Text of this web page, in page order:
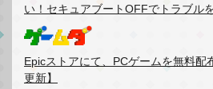
い！セキュアブートOFFでトラブル
Epicストアにて、PCゲームを無料配
更新】